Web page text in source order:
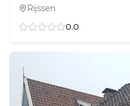
Rijssen
0.0